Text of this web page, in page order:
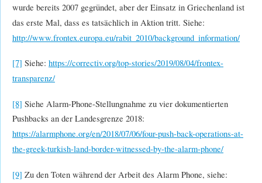
wurde bereits 2007 gegründet, aber der Einsatz in Griechenland ist
das erste Mal, dass es tatsächlich in Aktion tritt. Siehe:
http://www.frontex.europa.eu/rabit_2010/background_information/
[7] Siehe: https://correctiv.org/top-stories/2019/08/04/frontex-
transparenz/
[8] Siehe Alarm-Phone-Stellungnahme zu vier dokumentierten
Pushbacks an der Landesgrenze 2018:
https://alarmphone.org/en/2018/07/06/four-push-back-operations-at-
the-greek-turkish-land-border-witnessed-by-the-alarm-phone/
[9] Zu den Toten während der Arbeit des Alarm Phone, siehe: